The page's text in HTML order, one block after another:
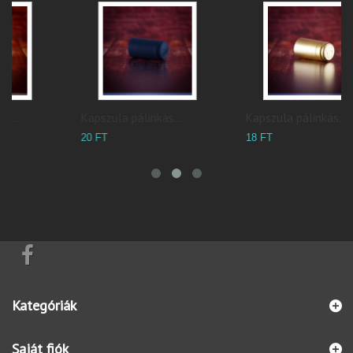
Kategóriák
Saját fiók